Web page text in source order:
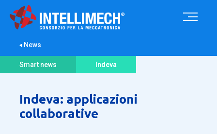
News
Smart news Indeva
Indeva: applicazioni
collaborative